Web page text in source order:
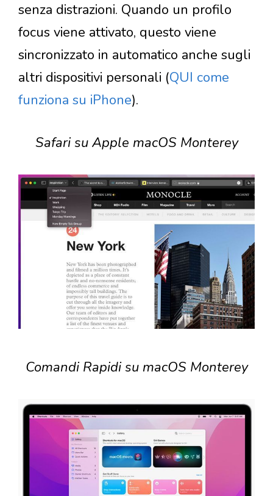
senza distrazioni. Quando un profilo
focus viene attivato, questo viene
sincronizzato in automatico anche sugli
altri dispositivi personali (QUI come
funziona su iPhone).
Safari su Apple macOS Monterey
Comandi Rapidi su macOS Monterey